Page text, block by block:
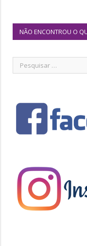
NÃO ENCONTROU O